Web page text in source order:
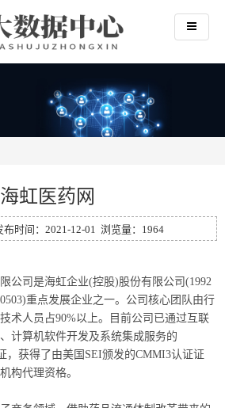
海虹医药网
时间：2021-12-01 浏览量：1964
公司是海虹企业(控股)股份有限公司(1992
重点发展企业之一。公司核心团队由行
术人员占90%以上。目前公司已通过互联
计算机软件开发及系统集成服务的
，获得了由美国SEI颁发的CMMI3认证证
构代理资格。